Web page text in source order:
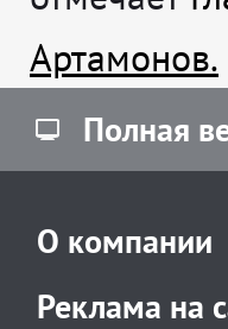
Артамонов.
Полная
О компании
Реклама на